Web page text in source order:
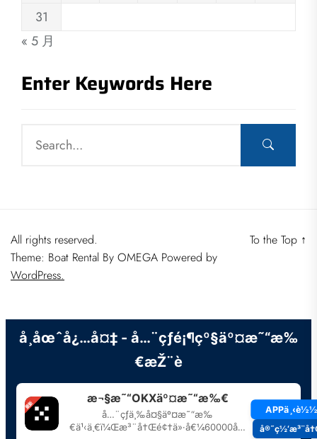
31
« 5 月
Enter Keywords Here
All rights reserved.
Theme: Boat Rental By OMEGA Powered by
WordPress.
To the Top ↑